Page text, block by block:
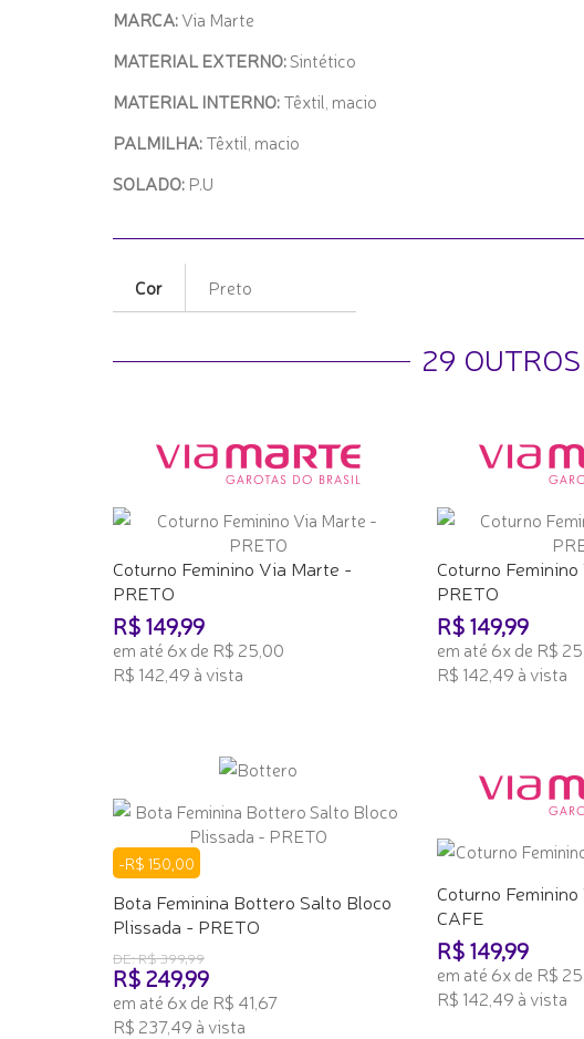
MARCA:Via Marte
MATERIAL EXTERNO:Sintético
MATERIAL INTERNO:Têxtil, macio
PALMILHA:Têxtil, macio
SOLADO: P.U
Cor Preto
29
Coturno Feminino Via Marte -
PRETO
R$ 149,99
em até 6x de R$ 25,00
R$ 142,49 à vista
Coturno
PRETO
R$ 149,99
em até 6x de R$
R$ 142,49 à vista
-R$ 150,00
Bota Feminina Bottero Salto Bloco
Plissada - PRETO
DE: R$ 399,99
R$ 249,99
em até 6x de R$ 41,67
R$ 237,49 à vista
Coturno
CAFE
R$ 149,99
em até 6x de R$
R$ 142,49 à vista